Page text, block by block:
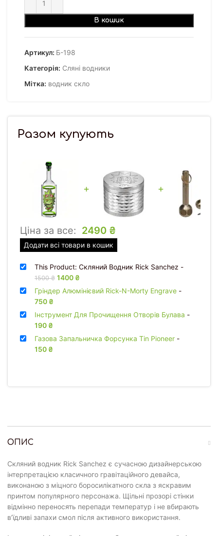
В кошик
Артикул: Б-198
Категорія: Сляні водники
Мітка: водник скло
ОПИС
Скляний водник Rick Sanchez є сучасною дизайнерською
інтерпретацією класичного гравітаційного девайса,
виконаною з міцного боросилікатного скла з яскравим
принтом популярного персонажа. Щільні прозорі стінки
відмінно переносять перепади температур і не вбирають
в’їдливі запахи смол після активного використання.
Разом купують
+ +
Ціна за все: 2490 ₴
Додати всі товари в кошик
This Product: Скляний Водник Rick Sanchez -
1500₴ Оригінальна ціна: 1500 ₴.
1400 ₴
Гріндер Алюмінієвий Rick-N-Morty Engrave -
750 ₴
Інструмент Для Прочищення Отворів Булава -
190 ₴
Газова Запальничка Форсунка Tin Pioneer -
150 ₴